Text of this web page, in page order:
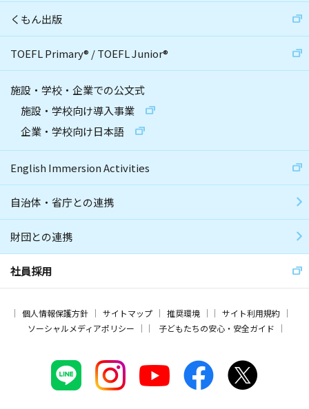
くもん出版
TOEFL Primary® /TOEFL Junior®
施設・学校・企業での公文式
施設・学校向け導入事業
企業・学校向け日本語
English Immersion Activities
自治体・省庁との連携
財団との連携
社員採用
個人情報保護方針 サイトマップ 推奨環境
サイト利用規約
ソーシャルメディアポリシー
子どもたちの安心・安全ガイド